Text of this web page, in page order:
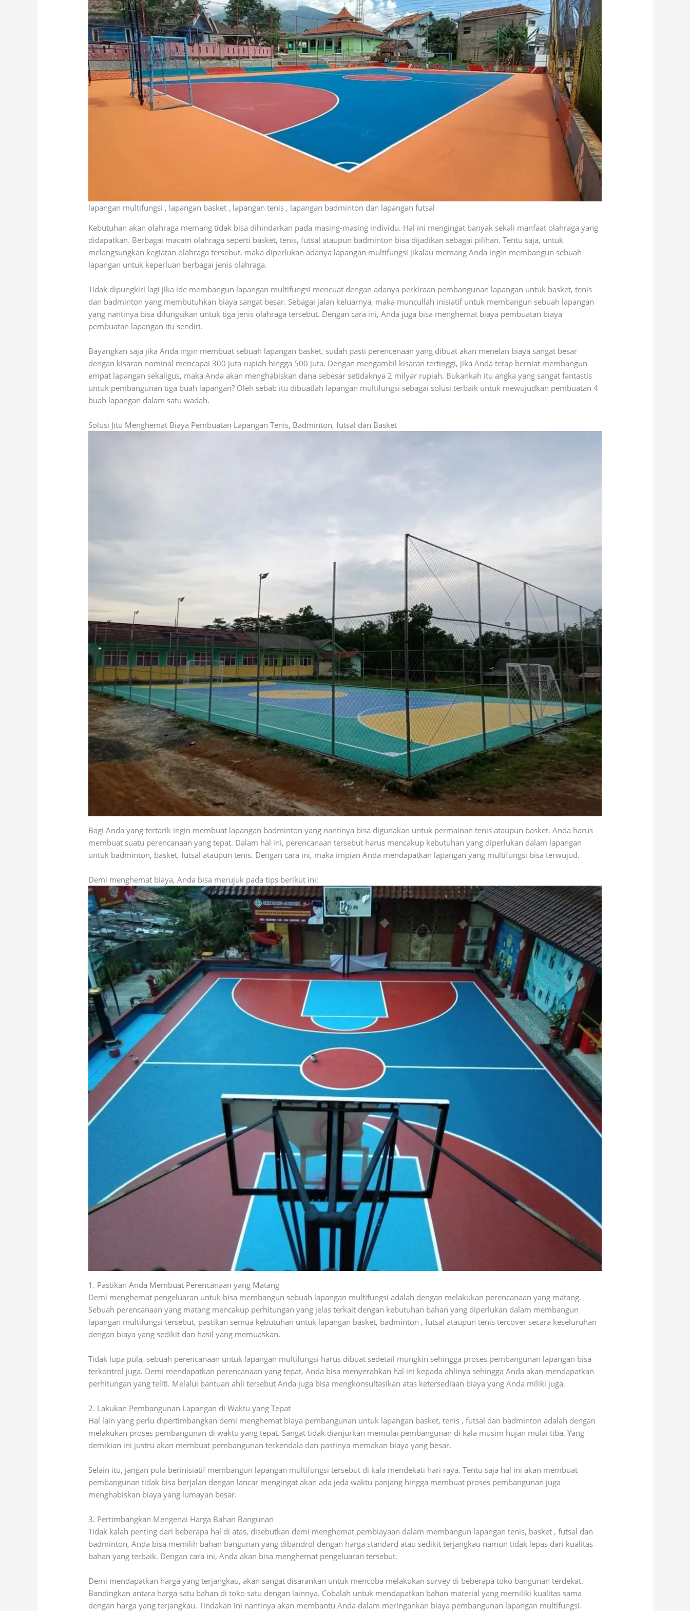
lapangan multifungsi , lapangan basket , lapangan tenis , lapangan badminton dan lapangan futsal
Kebutuhan akan olahraga memang tidak bisa dihindarkan pada masing-masing individu. Hal ini mengingat banyak sekali manfaat olahraga yang
didapatkan. Berbagai macam olahraga seperti basket, tenis, futsal ataupun badminton bisa dijadikan sebagai pilihan. Tentu saja, untuk
melangsungkan kegiatan olahraga tersebut, maka diperlukan adanya lapangan multifungsi jikalau memang Anda ingin membangun sebuah
lapangan untuk keperluan berbagai jenis olahraga.
Tidak dipungkiri lagi jika ide membangun lapangan multifungsi mencuat dengan adanya perkiraan pembangunan lapangan untuk basket, tenis
dan badminton yang membutuhkan biaya sangat besar. Sebagai jalan keluarnya, maka muncullah inisiatif untuk membangun sebuah lapangan
yang nantinya bisa difungsikan untuk tiga jenis olahraga tersebut. Dengan cara ini, Anda juga bisa menghemat biaya pembuatan biaya
pembuatan lapangan itu sendiri.
Bayangkan saja jika Anda ingin membuat sebuah lapangan basket, sudah pasti perencenaan yang dibuat akan menelan biaya sangat besar
dengan kisaran nominal mencapai 300 juta rupiah hingga 500 juta. Dengan mengambil kisaran tertinggi, jika Anda tetap berniat membangun
empat lapangan sekaligus, maka Anda akan menghabiskan dana sebesar setidaknya 2 milyar rupiah. Bukankah itu angka yang sangat fantastis
untuk pembangunan tiga buah lapangan? Oleh sebab itu dibuatlah lapangan multifungsi sebagai solusi terbaik untuk mewujudkan pembuatan 4
buah lapangan dalam satu wadah.
Solusi Jitu Menghemat Biaya Pembuatan Lapangan Tenis, Badminton, futsal dan Basket
Bagi Anda yang tertarik ingin membuat lapangan badminton yang nantinya bisa digunakan untuk permainan tenis ataupun basket. Anda harus
membuat suatu perencanaan yang tepat. Dalam hal ini, perencanaan tersebut harus mencakup kebutuhan yang diperlukan dalam lapangan
untuk badminton, basket, futsal ataupun tenis. Dengan cara ini, maka impian Anda mendapatkan lapangan yang multifungsi bisa terwujud.
Demi menghemat biaya, Anda bisa merujuk pada tips berikut ini:
1. Pastikan Anda Membuat Perencanaan yang Matang
Demi menghemat pengeluaran untuk bisa membangun sebuah lapangan multifungsi adalah dengan melakukan perencanaan yang matang.
Sebuah perencanaan yang matang mencakup perhitungan yang jelas terkait dengan kebutuhan bahan yang diperlukan dalam membangun
lapangan multifungsi tersebut, pastikan semua kebutuhan untuk lapangan basket, badminton , futsal ataupun tenis tercover secara keseluruhan
dengan biaya yang sedikit dan hasil yang memuaskan.
Tidak lupa pula, sebuah perencanaan untuk lapangan multifungsi harus dibuat sedetail mungkin sehingga proses pembangunan lapangan bisa
terkontrol juga. Demi mendapatkan perencanaan yang tepat, Anda bisa menyerahkan hal ini kepada ahlinya sehingga Anda akan mendapatkan
perhitungan yang teliti. Melalui bantuan ahli tersebut Anda juga bisa mengkonsultasikan atas ketersediaan biaya yang Anda miliki juga.
2. Lakukan Pembangunan Lapangan di Waktu yang Tepat
Hal lain yang perlu dipertimbangkan demi menghemat biaya pembangunan untuk lapangan basket, tenis , futsal dan badminton adalah dengan
melakukan proses pembangunan di waktu yang tepat. Sangat tidak dianjurkan memulai pembangunan di kala musim hujan mulai tiba. Yang
demikian ini justru akan membuat pembangunan terkendala dan pastinya memakan biaya yang besar.
Selain itu, jangan pula berinisiatif membangun lapangan multifungsi tersebut di kala mendekati hari raya. Tentu saja hal ini akan membuat
pembangunan tidak bisa berjalan dengan lancar mengingat akan ada jeda waktu panjang hingga membuat proses pembangunan juga
menghabiskan biaya yang lumayan besar.
3. Pertimbangkan Mengenai Harga Bahan Bangunan
Tidak kalah penting dari beberapa hal di atas, disebutkan demi menghemat pembiayaan dalam membangun lapangan tenis, basket , futsal dan
badminton, Anda bisa memilih bahan bangunan yang dibandrol dengan harga standard atau sedikit terjangkau namun tidak lepas dari kualitas
bahan yang terbaik. Dengan cara ini, Anda akan bisa menghemat pengeluaran tersebut.
Demi mendapatkan harga yang terjangkau, akan sangat disarankan untuk mencoba melakukan survey di beberapa toko bangunan terdekat.
Bandingkan antara harga satu bahan di toko satu dengan lainnya. Cobalah untuk mendapatkan bahan material yang memiliki kualitas sama
dengan harga yang terjangkau. Tindakan ini nantinya akan membantu Anda dalam meringankan biaya pembangunan lapangan multifungsi.